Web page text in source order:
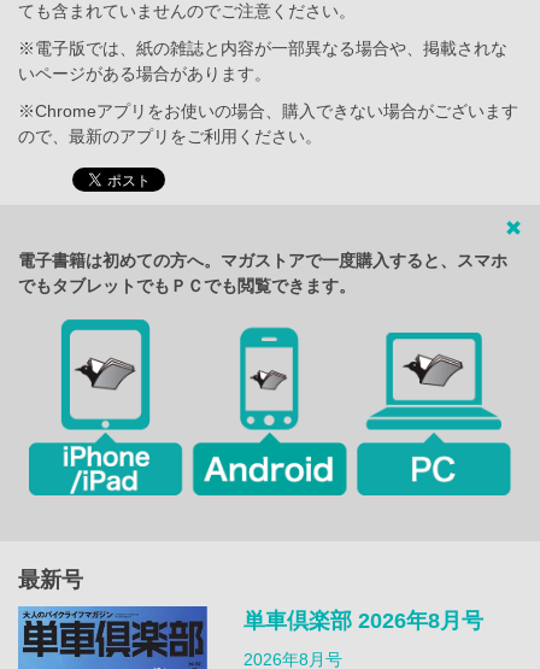
ても含まれていませんのでご注意ください。
※電子版では、紙の雑誌と内容が一部異なる場合や、掲載されな
いページがある場合があります。
※Chromeアプリをお使いの場合、購入できない場合がございます
ので、最新のアプリをご利用ください。
電子書籍は初めての方へ。マガストアで一度購入すると、スマホ
でもタブレットでもＰＣでも閲覧できます。
最新号
単車倶楽部 2026年8月号
2026年8月号